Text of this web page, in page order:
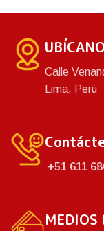
Calle
Lima, Perú
+51 611
MEDIOS